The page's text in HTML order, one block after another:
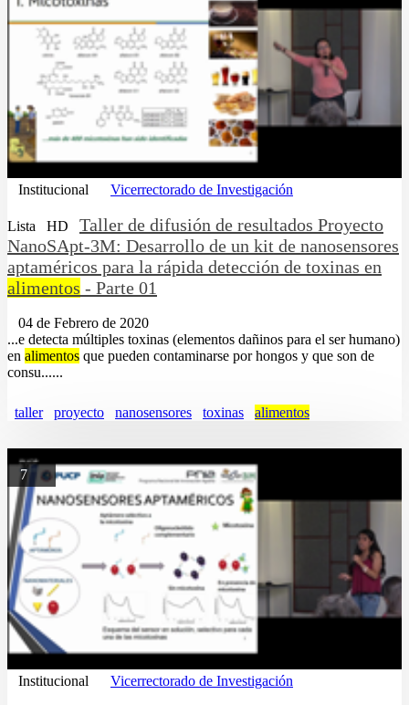
Institucional Vicerrectorado de Investigación
Lista HD
Taller de difusión de resultados Proyecto
NanoSApt-3M: Desarrollo de un kit de nanosensores
aptaméricos para la rápida detección de toxinas en
alimentos - Parte 01
04 de Febrero de 2020
...e detecta múltiples toxinas (elementos dañinos para el ser humano)
en alimentos que pueden contaminarse por hongos y que son de
consu......
taller proyecto nanosensores toxinas alimentos
7
Institucional Vicerrectorado de Investigación